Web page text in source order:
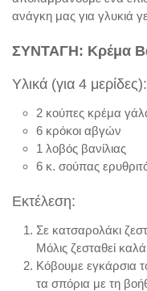
ανάγκη μας για γλυκιά
ΣΥΝΤΑΓΗ: Κρέμα
Υλικά (για 4 μερίδες):
2 κούπες κρέμα
6 κρόκοι αβγών
1 λοβός βανίλιας
6 κ. σούπας
Εκτέλεση:
Σε κατσαρολάκι
Μόλις ζεσταθεί
Κόβουμε εγκάρσια
τα σπόρια με τη